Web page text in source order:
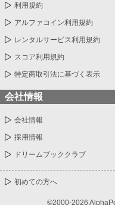
利用規約
アルファコイン利用規約
レンタルサービス利用規約
スコア利用規約
特定商取引法に基づく表示
会社情報
会社情報
採用情報
ドリームブッククラブ
初めての方へ
©2000-2026